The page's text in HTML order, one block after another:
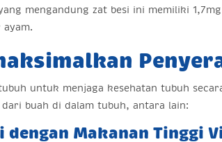
mengandung zat besi ini memiliki
untuk menjaga kesehatan tubuh
dari buah di dalam tubuh, antara lain:
dengan Makanan Tinggi